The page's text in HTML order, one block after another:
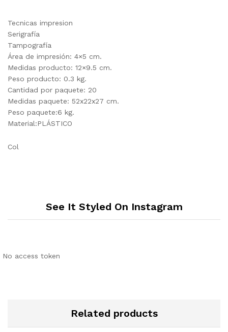
Tecnicas impresion
Serigrafía
Tampografía
Área de impresión: 4×5 cm.
Medidas producto: 12×9.5 cm.
Peso producto: 0.3 kg.
Cantidad por paquete: 20
Medidas paquete: 52x22x27 cm.
Peso paquete:6 kg.
Material:PLÁSTICO
Col
See It Styled On Instagram
No access token
Related products